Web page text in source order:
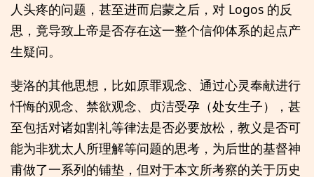
人头疼的问题，甚至进而启蒙之后，对 Logos 的反
思，竟导致上帝是否存在这一整个信仰体系的起点产
生疑问。
斐洛的其他思想，比如原罪观念、通过心灵奉献进行
忏悔的观念、禁欲观念、贞洁受孕（处女生子），甚
至包括对诸如割礼等律法是否必要放松，教义是否可
能为非犹太人所理解等问题的思考，为后世的基督神
甫做了一系列的铺垫，但对于本文所考察的关于历史